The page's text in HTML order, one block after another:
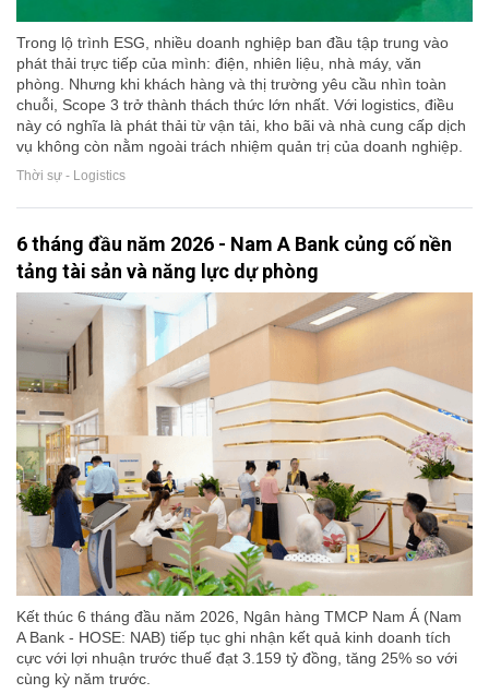
Trong lộ trình ESG, nhiều doanh nghiệp ban đầu tập trung vào
phát thải trực tiếp của mình: điện, nhiên liệu, nhà máy, văn
phòng. Nhưng khi khách hàng và thị trường yêu cầu nhìn toàn
chuỗi, Scope 3 trở thành thách thức lớn nhất. Với logistics, điều
này có nghĩa là phát thải từ vận tải, kho bãi và nhà cung cấp dịch
vụ không còn nằm ngoài trách nhiệm quản trị của doanh nghiệp.
Thời sự - Logistics
6 tháng đầu năm 2026 - Nam A Bank củng cố nền
tảng tài sản và năng lực dự phòng
Kết thúc 6 tháng đầu năm 2026, Ngân hàng TMCP Nam Á (Nam
A Bank - HOSE: NAB) tiếp tục ghi nhận kết quả kinh doanh tích
cực với lợi nhuận trước thuế đạt 3.159 tỷ đồng, tăng 25% so với
cùng kỳ năm trước.